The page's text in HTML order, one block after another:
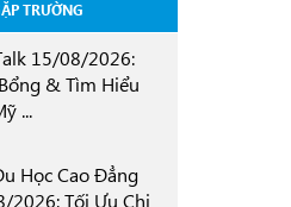
TRƯỜNG
15/08/2026:
& Tìm Hiểu
...
Học Cao Đẳng
2026: Tối Ưu Chi